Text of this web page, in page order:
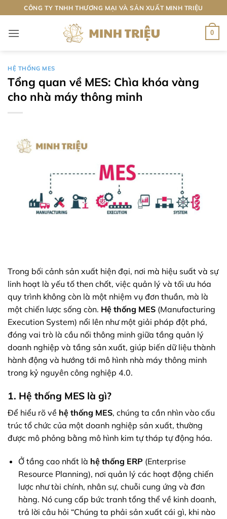
qua
nội
CÔNG TY TNHH THƯƠNG MẠI VÀ SẢN XUẤT MINH TRIỆU
0
HỆ THỐNG MES
Tổng quan về MES: Chìa khóa vàng
cho nhà máy thông minh
Trong bối cảnh sản xuất hiện đại, nơi mà hiệu suất và sự
linh hoạt là yếu tố then chốt, việc quản lý và tối ưu hóa
quy trình không còn là một nhiệm vụ đơn thuần, mà là
một chiến lược sống còn. Hệ thống MES (Manufacturing
Execution System) nổi lên như một giải pháp đột phá,
đóng vai trò là cầu nối thông minh giữa tầng quản lý
doanh nghiệp và tầng sản xuất, giúp biến dữ liệu thành
hành động và hướng tới mô hình nhà máy thông minh
trong kỷ nguyên công nghiệp 4.0.
1. Hệ thống MES là gì?
Để hiểu rõ về hệ thống MES, chúng ta cần nhìn vào cấu
trúc tổ chức của một doanh nghiệp sản xuất, thường
được mô phỏng bằng mô hình kim tự tháp tự động hóa.
Ở tầng cao nhất là hệ thống ERP (Enterprise
Resource Planning), nơi quản lý các hoạt động chiến
lược như tài chính, nhân sự, chuỗi cung ứng và đơn
hàng. Nó cung cấp bức tranh tổng thể về kinh doanh,
trả lời câu hỏi “Chúng ta phải sản xuất cái gì, khi nào